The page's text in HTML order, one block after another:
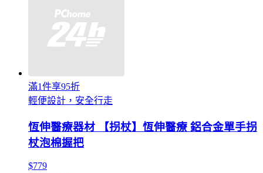
滿1件享95折
輕便設計，安全行走
恆伸醫療器材 【拐杖】恆伸醫療 鋁合金單手拐
杖泡棉握把
$779